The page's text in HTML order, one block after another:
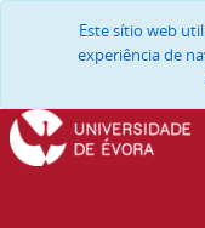
Este sítio web
experiência de